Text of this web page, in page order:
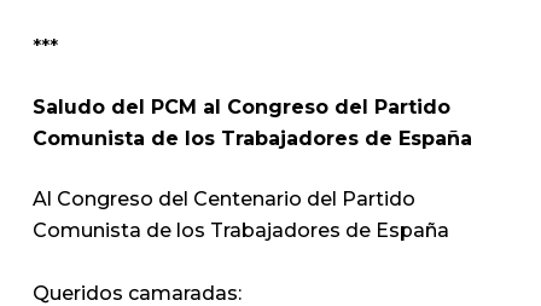
***
Saludo del PCM al Congreso del Partido
Comunista de los Trabajadores de España
Al Congreso del Centenario del Partido
Comunista de los Trabajadores de España
Queridos camaradas: